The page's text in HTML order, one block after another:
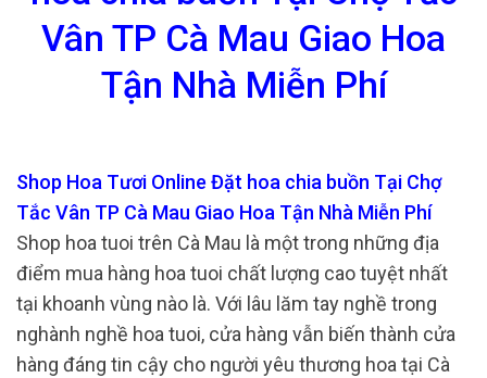
Vân TP Cà Mau Giao Hoa
Tận Nhà Miễn Phí
Shop Hoa Tươi Online Đặt hoa chia buồn Tại Chợ
Tắc Vân TP Cà Mau Giao Hoa Tận Nhà Miễn Phí
Shop hoa tuoi trên Cà Mau là một trong những địa
điểm mua hàng hoa tuoi chất lượng cao tuyệt nhất
tại khoanh vùng nào là. Với lâu lăm tay nghề trong
nghành nghề hoa tuoi, cửa hàng vẫn biến thành cửa
hàng đáng tin cậy cho người yêu thương hoa tại Cà